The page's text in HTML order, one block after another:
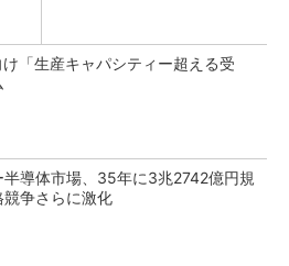
「生産キャパシティー超える受
半導体市場、35年に3兆2742億円規
争さらに激化